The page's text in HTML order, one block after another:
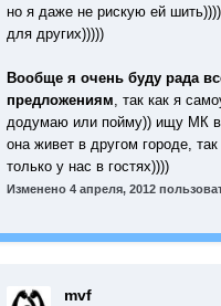
но я даже не рискую ей
для других)))))
Вообще я очень буду рада
предложениям, так как я
додумаю или пойму)) ищу МК
она живет в другом городе,
только у нас в гостях))))
Изменено 4 апреля, 2012
mvf